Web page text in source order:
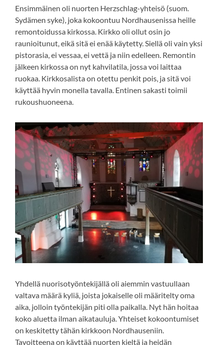
Ensimmäinen oli nuorten Herzschlag-yhteisö (suom.
Sydämen syke), joka kokoontuu Nordhausenissa heille
remontoidussa kirkossa. Kirkko oli ollut osin jo
raunioitunut, eikä sitä ei enää käytetty. Siellä oli vain yksi
pistorasia, ei vessaa, ei vettä ja niin edelleen. Remontin
jälkeen kirkossa on nyt kahvilatila, jossa voi laittaa
ruokaa. Kirkkosalista on otettu penkit pois, ja sitä voi
käyttää hyvin monella tavalla. Entinen sakasti toimii
rukoushuoneena.
Yhdellä nuorisotyöntekijällä oli aiemmin vastuullaan
valtava määrä kyliä, joista jokaiselle oli määritelty oma
aika, jolloin työntekijän piti olla paikalla. Nyt hän hoitaa
koko aluetta ilman aikatauluja. Yhteiset kokoontumiset
on keskitetty tähän kirkkoon Nordhauseniin.
Tavoitteena on käyttää nuorten kieltä ja heidän